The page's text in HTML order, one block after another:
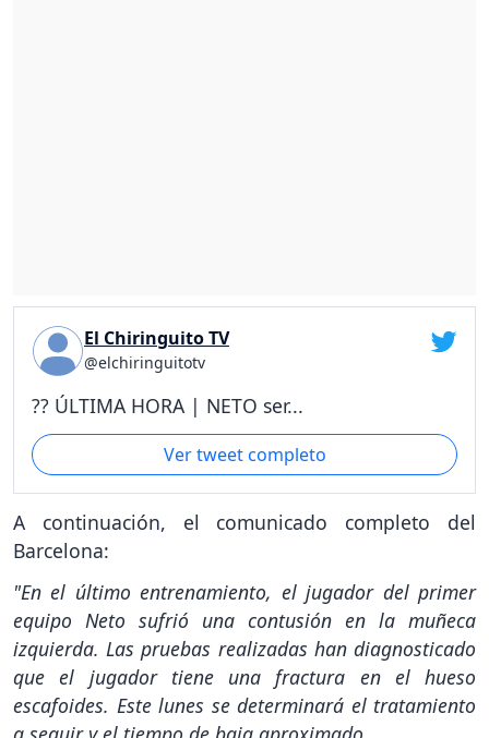
El Chiringuito TV
@elchiringuitotv
?? ÚLTIMA HORA | NETO ser...
Ver tweet completo
A continuación, el comunicado completo del
Barcelona:
"En el último entrenamiento, el jugador del primer
equipo Neto sufrió una contusión en la muñeca
izquierda. Las pruebas realizadas han diagnosticado
que el jugador tiene una fractura en el hueso
escafoides. Este lunes se determinará el tratamiento